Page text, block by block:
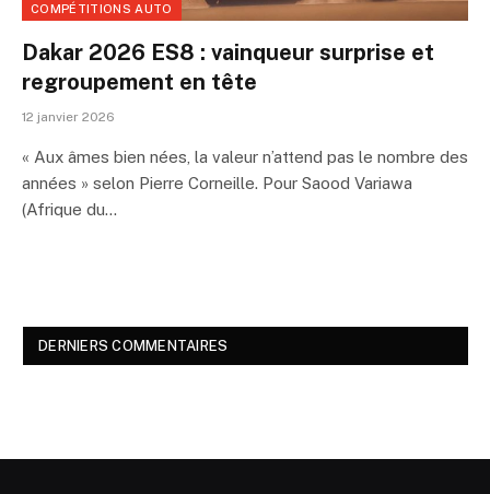
COMPÉTITIONS AUTO
Dakar 2026 ES8 : vainqueur surprise et
regroupement en tête
12 janvier 2026
« Aux âmes bien nées, la valeur n’attend pas le nombre des
années » selon Pierre Corneille. Pour Saood Variawa
(Afrique du…
DERNIERS COMMENTAIRES